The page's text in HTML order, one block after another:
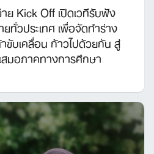
Kick Off เปิดเวทีรับฟัง
ทั่วประเทศ เพื่อจัดทำร่าง
บเคลื่อน ก้าวไปด้วยกัน สู่
มอภาคทางการศึกษา